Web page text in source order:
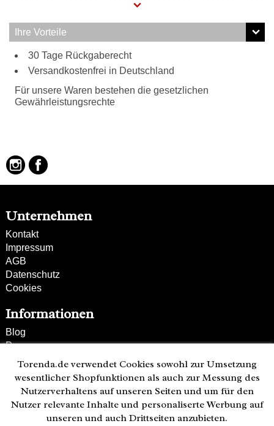
Reißverschlussfach
Steckfach
Handyfach
Außen:
vertikales Reißverschlussfach hinten
Tragweise:
Henkel
Ihre Vorteile
30 Tage Rückgaberecht
Versandkostenfrei in Deutschland
Für unsere Waren bestehen die gesetzlichen
Gewährleistungsrechte
Unternehmen
Kontakt
Impressum
AGB
Datenschutz
Cookies
Informationen
Blog
Presse
Partner
Versand und Zahlung
Bestellung wiederrufen
Kunden-Hotline
Torenda.de verwendet Cookies sowohl zur Umsetzung
wesentlicher Shopfunktionen als auch zur Messung des
Nutzerverhaltens auf unseren Seiten und um für den
Nutzer relevante Inhalte und personaliserte Werbung auf
unseren und auch Drittseiten anzubieten.